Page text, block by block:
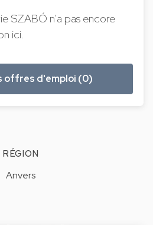
SZABÓ n'a pas encore
ici.
offres d'emploi (0)
RÉGION
Anvers